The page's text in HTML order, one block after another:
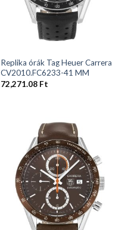
Replika órák Tag Heuer Carrera
CV2010.FC6233-41 MM
72,271.08 Ft